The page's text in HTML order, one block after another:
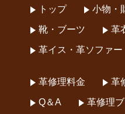
トップ 小物・
靴・ブーツ 革
革イス・革ソファー
革修理料金 革
Q＆A 革修理